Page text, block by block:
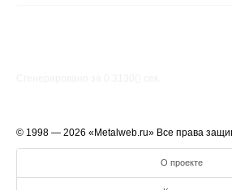
© 1998 — 2026 «Metalweb.ru» Все права
О проекте